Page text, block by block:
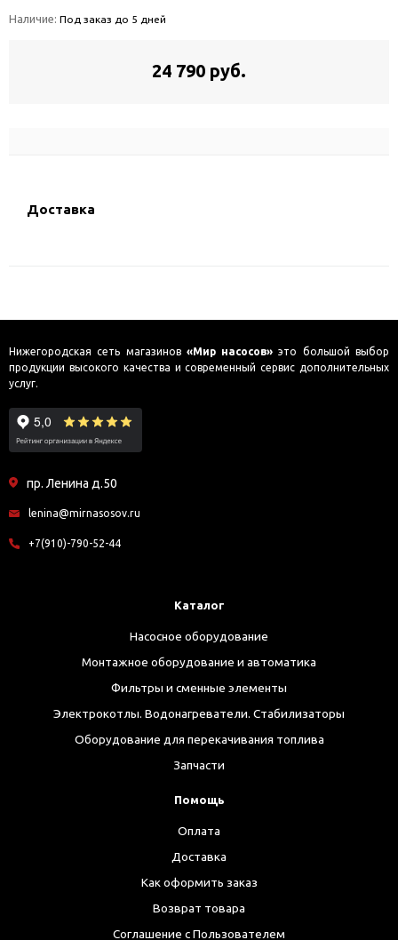
Наличие: Под заказ до 5 дней
24 790 руб.
Доставка
Нижегородская сеть магазинов «Мир насосов» это большой выбор
продукции высокого качества и современный сервис дополнительных
услуг.
пр. Ленина д.50
lenina@mirnasosov.ru
+7(910)-790-52-44
Каталог
Насосное оборудование
Монтажное оборудование и автоматика
Фильтры и сменные элементы
Электрокотлы. Водонагреватели. Стабилизаторы
Оборудование для перекачивания топлива
Запчасти
Помощь
Оплата
Доставка
Как оформить заказ
Возврат товара
Соглашение с Пользователем